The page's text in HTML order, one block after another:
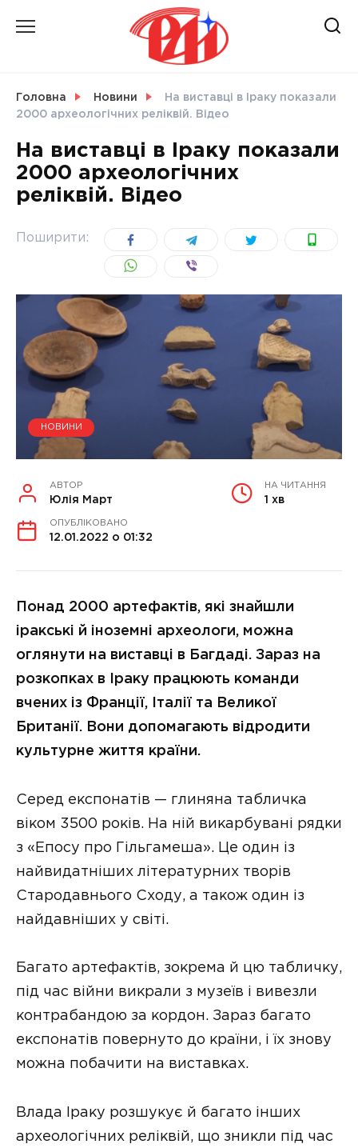
Головна Новини
На виставці в Іраку показали
2000 археологічних реліквій. Відео
На виставці в Іраку показали
2000 археологічних
реліквій. Відео
Поширити:
НОВИНИ
АВТОР
Юлія Март
НА ЧИТАННЯ
1 хв
ОПУБЛІКОВАНО
12.01.2022 о 01:32
Понад 2000 артефактів, які знайшли
іракські й іноземні археологи, можна
оглянути на виставці в Багдаді. Зараз на
розкопках в Іраку працюють команди
вчених із Франції, Італії та Великої
Британії. Вони допомагають відродити
культурне життя країни.
Серед експонатів — глиняна табличка
віком 3500 років. На ній викарбувані рядки
з «Епосу про Гільгамеша». Це один із
найвидатніших літературних творів
Стародавнього Сходу, а також один із
найдавніших у світі.
Багато артефактів, зокрема й цю табличку,
під час війни викрали з музеїв і вивезли
контрабандою за кордон. Зараз багато
експонатів повернуто до країни, і їх знову
можна побачити на виставках.
Влада Іраку розшукує й багато інших
археологічних реліквій, що зникли під час